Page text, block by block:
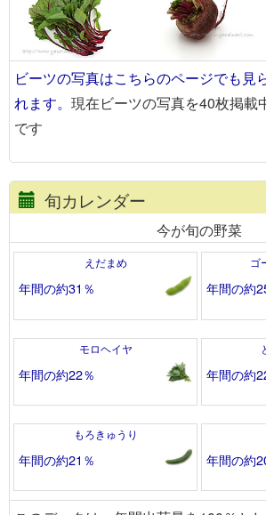
ビーツの写真はこちらのページでも見
れます。 現在ビーツの写真を40枚掲載
です
旬カレンダー
今が旬の野菜
えだまめ
年間の約31％
ゴ
年間の約
モロヘイヤ
年間の約22％ 年間の約
もろきゅうり
年間の約21％ 年間の約